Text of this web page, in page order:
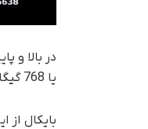
یا 768 گیگابایت بین آنها را کنترل کنند.